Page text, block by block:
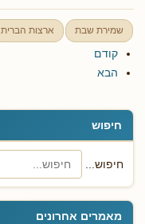
חיפוש
חיפוש...
מאמרים אחרונים
שמירת שבת ארצות הברית
קודם
הבא